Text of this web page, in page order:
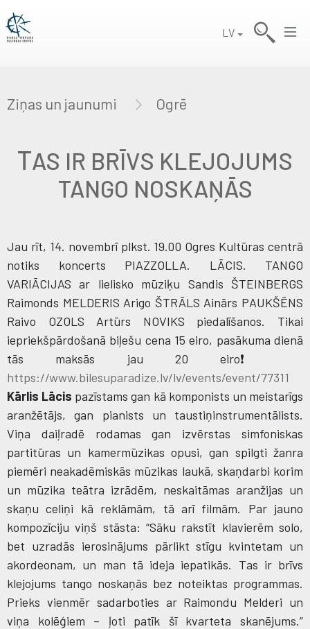
LV
Ziņas un jaunumi Ogrē
TAS IR BRĪVS KLEJOJUMS
TANGO NOSKAŅĀS
Jau rīt, 14. novembrī plkst. 19.00 Ogres Kultūras centrā
notiks koncerts PIAZZOLLA. LĀCIS. TANGO
VARIĀCIJAS ar lielisko mūziķu Sandis ŠTEINBERGS
Raimonds MELDERIS Arigo ŠTRĀLS Ainārs PAUKŠĒNS
Raivo OZOLS Artūrs NOVIKS piedalīšanos. Tikai
iepriekšpārdošanā biļešu cena 15 eiro, pasākuma dienā
tās maksās jau 20 eiro❗️
https://www.bilesuparadize.lv/lv/events/event/77311
Kārlis Lācis pazīstams gan kā komponists un meistarīgs
aranžētājs, gan pianists un taustiņinstrumentālists.
Viņa daiļradē rodamas gan izvērstas simfoniskas
partitūras un kamermūzikas opusi, gan spilgti žanra
piemēri neakadēmiskās mūzikas laukā, skaņdarbi korim
un mūzika teātra izrādēm, neskaitāmas aranžijas un
skaņu celiņi kā reklāmām, tā arī filmām. Par jauno
kompozīciju viņš stāsta: “Sāku rakstīt klavierēm solo,
bet uzradās ierosinājums pārlikt stīgu kvintetam un
akordeonam, un man tā ideja iepatikās. Tas ir brīvs
klejojums tango noskaņās bez noteiktas programmas.
Prieks vienmēr sadarboties ar Raimondu Melderi un
viņa kolēģiem – ļoti patīk šī kvarteta skanējums.”